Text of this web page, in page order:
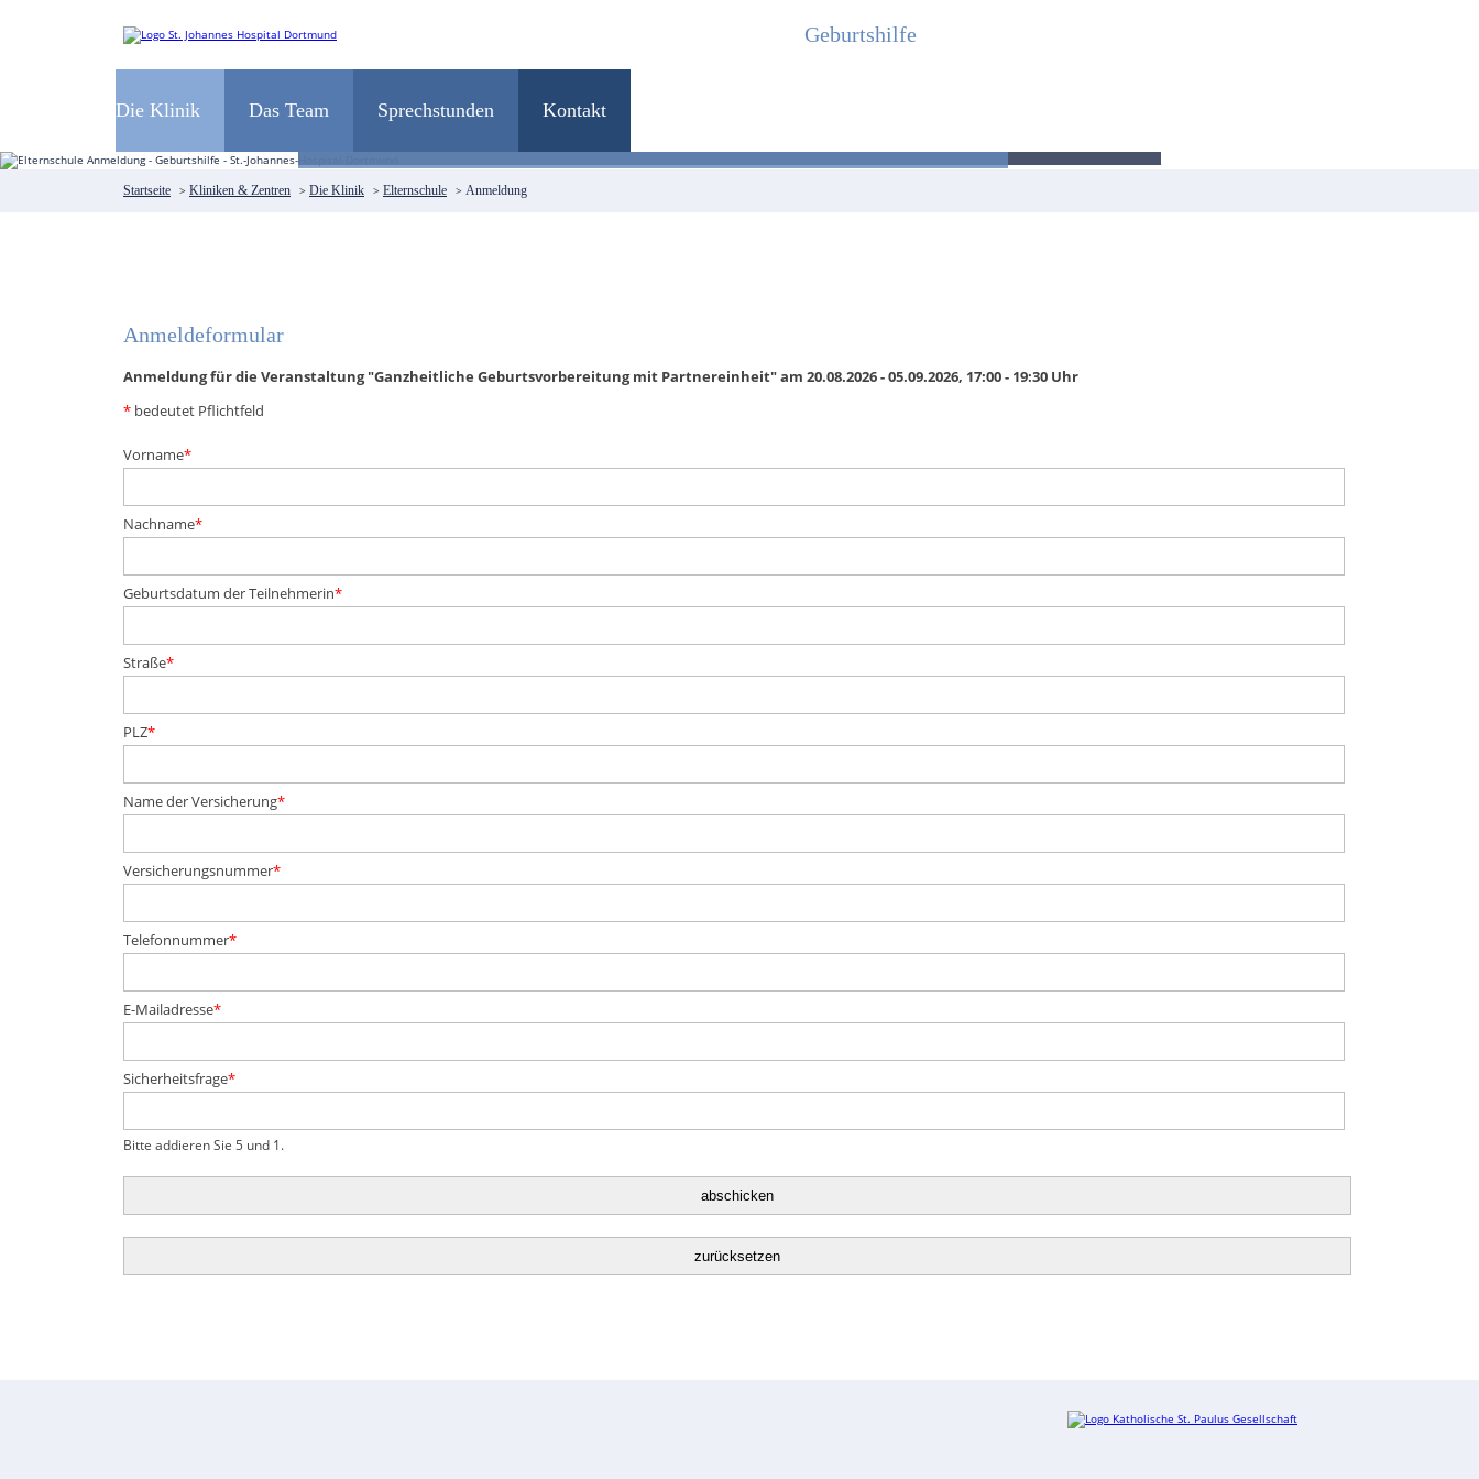
Geburtshilfe
Die Klinik Das Team Sprechstunden Kontakt
WILLKOMMEN IN DER FRAUENKLINIK!
Ihr multiprofessionelles Team für ihre Gesundheit.
Startseite > Kliniken & Zentren > Die Klinik > Elternschule > Anmeldung
Anmeldeformular
Anmeldung für die Veranstaltung "Ganzheitliche Geburtsvorbereitung mit Partnereinheit" am 20.08.2026 - 05.09.2026, 17:00 - 19:30 Uhr
* bedeutet Pflichtfeld
Pflichtfeld
Vorname*
Pflichtfeld
Nachname*
Pflichtfeld
Geburtsdatum der Teilnehmerin*
Pflichtfeld
Straße*
Pflichtfeld
PLZ*
Pflichtfeld
Name der Versicherung*
Pflichtfeld
Versicherungsnummer*
Pflichtfeld
Telefonnummer*
Pflichtfeld
E-Mailadresse*
Pflichtfeld
Sicherheitsfrage*
Bitte addieren Sie 5 und 1.